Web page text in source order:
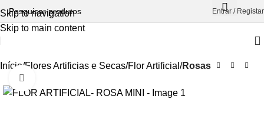
Skip to navigation
Skip to main content
Entrar / Registar
Início Flores Artificias e Secas Flor Artificial Rosas